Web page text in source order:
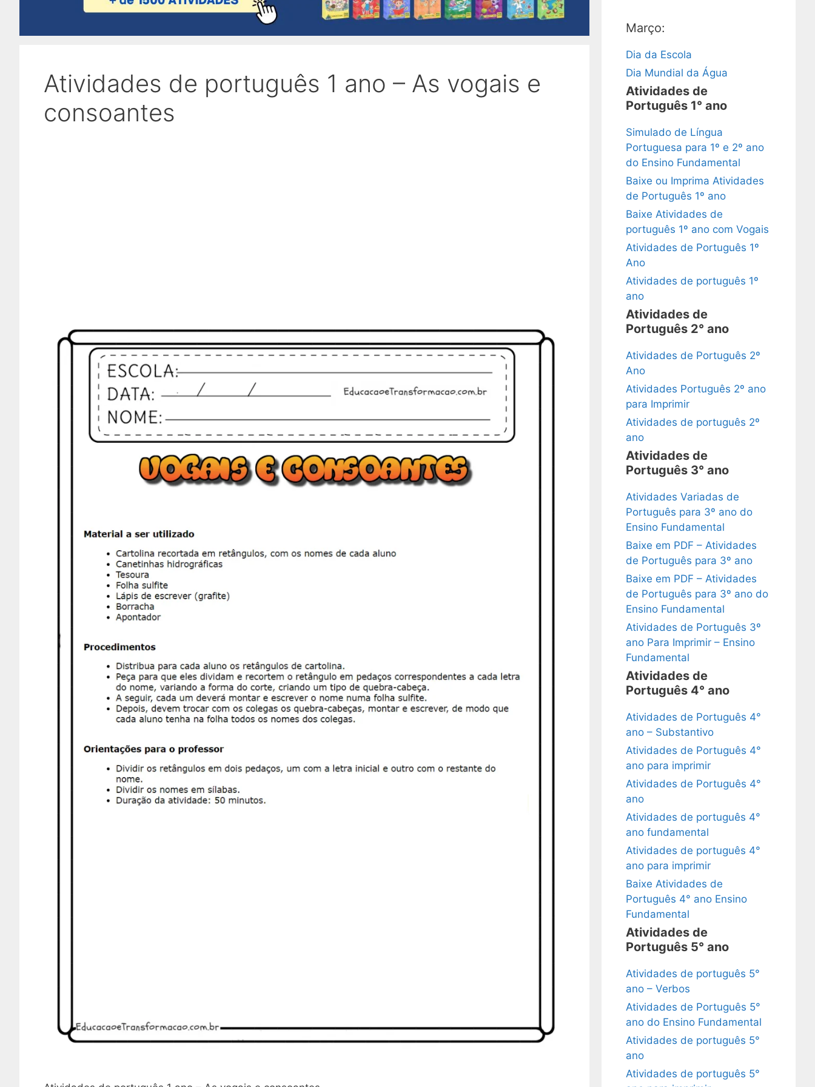
Atividades de português 1 ano – As vogais e
consoantes
Março:
Dia da Escola
Dia Mundial da Água
Atividades de
Português 1° ano
Simulado de Língua
Portuguesa para 1º e 2º ano
do Ensino Fundamental
Baixe ou Imprima Atividades
de Português 1º ano
Baixe Atividades de
português 1º ano com Vogais
Atividades de Português 1º
Ano
Atividades de português 1º
ano
Atividades de
Português 2° ano
Atividades de Português 2º
Ano
Atividades Português 2º ano
para Imprimir
Atividades de português 2º
ano
Atividades de
Português 3° ano
Atividades Variadas de
Português para 3º ano do
Ensino Fundamental
Baixe em PDF – Atividades
de Português para 3º ano
Baixe em PDF – Atividades
de Português para 3º ano do
Ensino Fundamental
Atividades de Português 3º
ano Para Imprimir – Ensino
Fundamental
Atividades de
Português 4° ano
Atividades de Português 4°
ano – Substantivo
Atividades de Português 4°
ano para imprimir
Atividades de Português 4°
ano
Atividades de português 4°
ano fundamental
Atividades de português 4°
ano para imprimir
Baixe Atividades de
Português 4° ano Ensino
Fundamental
Atividades de
Português 5° ano
Atividades de português 5°
ano – Verbos
Atividades de Português 5°
ano do Ensino Fundamental
Atividades de português 5°
ano
Atividades de português 5°